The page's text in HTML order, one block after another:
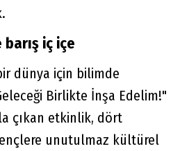
iç içe
dünya için bilimde
Birlikte İnşa Edelim!"
çıkan etkinlik, dört
unutulmaz kültürel